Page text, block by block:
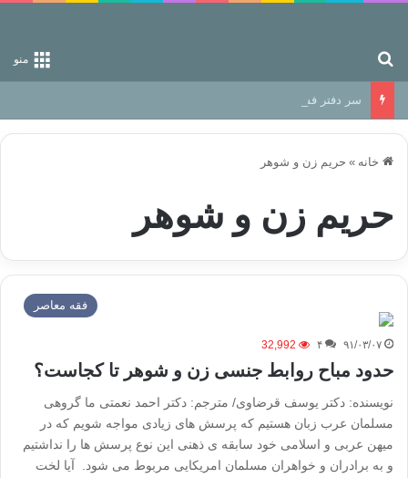
منو
سر دفتر فساد در زمین‌، دوری وکناره‌گیری از راه خداست‌!
خانه » حریم زن و شوهر
حریم زن و شوهر
فقه معاصر
۹۱/۰۳/۰۷ ۴ 32,992
حدود مباح روابط جنسی زن و شوهر تا کجاست؟
نویسنده: دکتر یوسف قرضاوی/ مترجم: دکتر احمد نعمتی ما گروهی
مسلمان عرب زبان هستیم که پرسش های زیادی مواجه شویم که در
میهن عربی و اسلامی خود سابقه ی ذهنی این نوع پرسش ها را نداشتیم
و به برادران و خواهران مسلمان امریکایی مربوط می شود. آیا لخت